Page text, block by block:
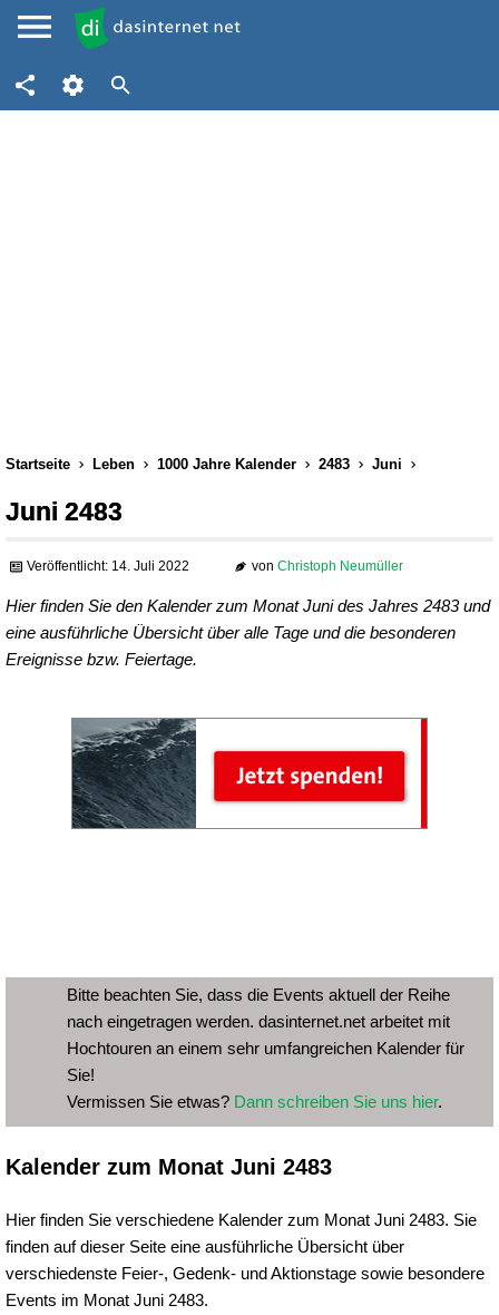
Startseite Leben 1000 Jahre Kalender 2483 Juni
Juni 2483
Veröffentlicht: 14. Juli 2022 von Christoph Neumüller
Hier finden Sie den Kalender zum Monat Juni des Jahres 2483 und
eine ausführliche Übersicht über alle Tage und die besonderen
Ereignisse bzw. Feiertage.
Bitte beachten Sie, dass die Events aktuell der Reihe
nach eingetragen werden. dasinternet.net arbeitet mit
Hochtouren an einem sehr umfangreichen Kalender für
Sie!
Vermissen Sie etwas? Dann schreiben Sie uns hier.
Kalender zum Monat Juni 2483
Hier finden Sie verschiedene Kalender zum Monat Juni 2483. Sie
finden auf dieser Seite eine ausführliche Übersicht über
verschiedenste Feier-, Gedenk- und Aktionstage sowie besondere
Events im Monat Juni 2483.